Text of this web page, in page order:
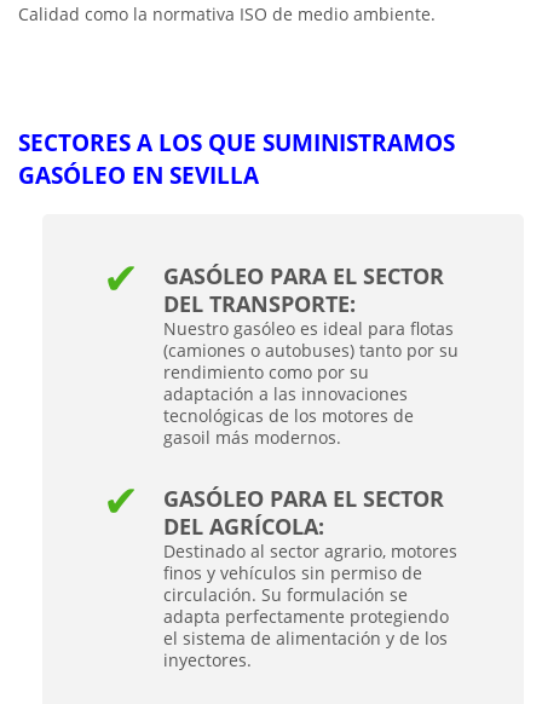
Calidad como la normativa ISO de medio ambiente.
SECTORES A LOS QUE SUMINISTRAMOS
GASÓLEO EN SEVILLA
GASÓLEO PARA EL SECTOR
DEL TRANSPORTE:
Nuestro gasóleo es ideal para flotas
(camiones o autobuses) tanto por su
rendimiento como por su
adaptación a las innovaciones
tecnológicas de los motores de
gasoil más modernos.
GASÓLEO PARA EL SECTOR
DEL AGRÍCOLA:
Destinado al sector agrario, motores
finos y vehículos sin permiso de
circulación. Su formulación se
adapta perfectamente protegiendo
el sistema de alimentación y de los
inyectores.